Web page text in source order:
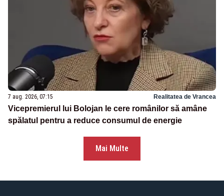
7 aug. 2026, 07:15 Realitatea de Vrancea
Vicepremierul lui Bolojan le cere românilor să amâne
spălatul pentru a reduce consumul de energie
Mai Multe